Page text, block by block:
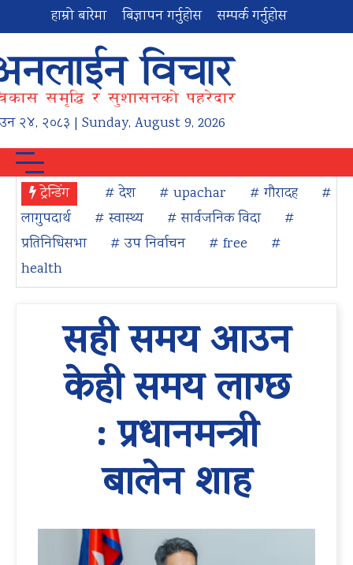
हाम्रो बारेमा बिज्ञापन गर्नुहोस सम्पर्क गर्नुहोस
२४, २०८३ | Sunday, August 9, 2026
ट्रेन्डिंग # देश # upachar # गौरादह
#
लागुपदार्थ
# स्वास्थ्य # सार्वजनिक विदा
#
प्रतिनिधिसभा
# उप निर्वाचन # free
#
health
सही समय आउन
केही समय लाग्छ
: प्रधानमन्त्री
बालेन शाह